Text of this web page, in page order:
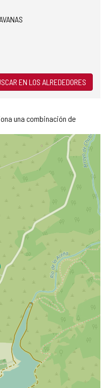
EN LOS ALREDEDORES
una combinación de